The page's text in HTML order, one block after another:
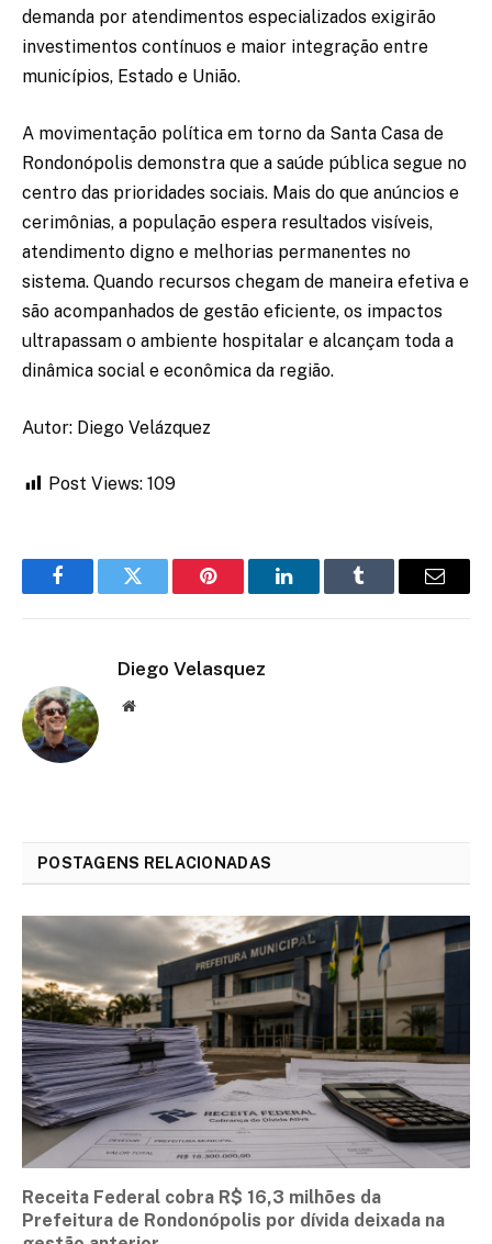
demanda por atendimentos especializados exigirão
investimentos contínuos e maior integração entre
municípios, Estado e União.
A movimentação política em torno da Santa Casa de
Rondonópolis demonstra que a saúde pública segue no
centro das prioridades sociais. Mais do que anúncios e
cerimônias, a população espera resultados visíveis,
atendimento digno e melhorias permanentes no
sistema. Quando recursos chegam de maneira efetiva e
são acompanhados de gestão eficiente, os impactos
ultrapassam o ambiente hospitalar e alcançam toda a
dinâmica social e econômica da região.
Autor: Diego Velázquez
Post Views: 109
FacebookTwitter Pinterest LinkedInTumblr Email
Diego Velasquez
Website
POSTAGENS RELACIONADAS
Receita Federal cobra R$ 16,3 milhões da
Prefeitura de Rondonópolis por dívida deixada na